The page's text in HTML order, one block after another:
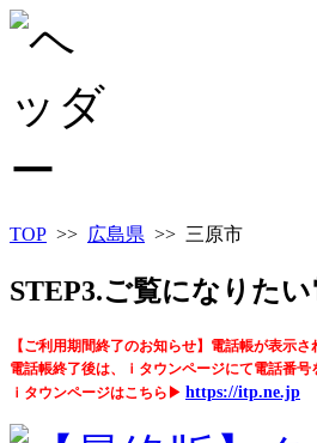
TOP >> 広島県 >> 三原市
STEP3.ご覧になりた
【ご利用期間終了のお知らせ】電話帳が表示
電話帳終了後は、ｉタウンページにて電話番号
ｉタウンページはこちら▶ https://itp.ne.jp